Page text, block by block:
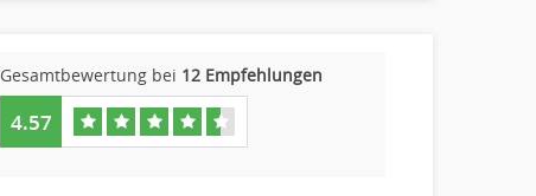
Gesamtbewertung bei 12 Empfehlungen
4.57